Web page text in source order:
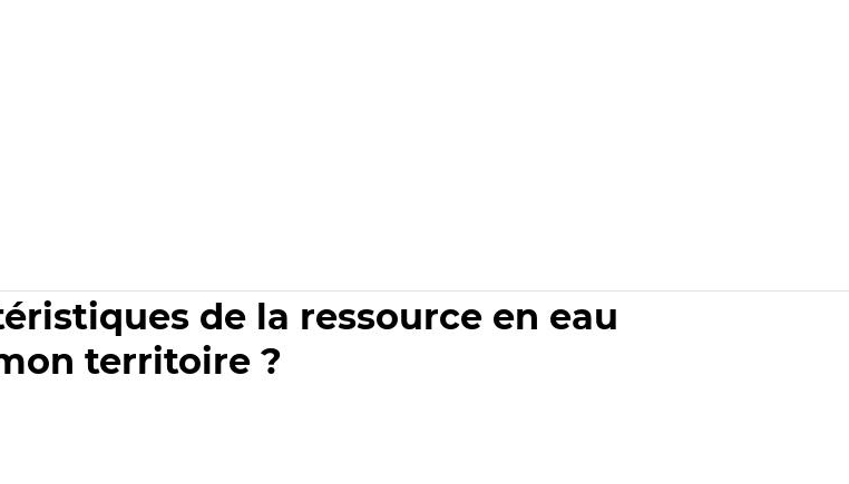
de la ressource en eau
territoire ?